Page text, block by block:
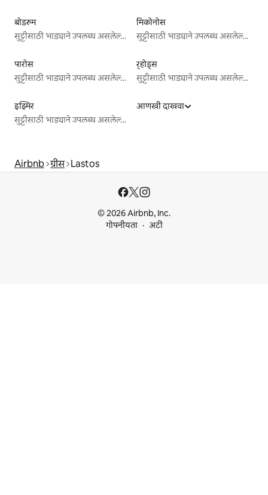
बोडरुम
सुट्टीसाठी भाड्याने उपलब्ध असलेल्या जागा
मिकोनोस
सुट्टीसाठी भाड्याने उपलब्ध असलेल्या जागा
पारोस
सुट्टीसाठी भाड्याने उपलब्ध असलेल्या जागा
र्‍होड्स
सुट्टीसाठी भाड्याने उपलब्ध असलेल्या जागा
इझ्मिर
सुट्टीसाठी भाड्याने उपलब्ध असलेल्या जागा
आणखी दाखवा
Airbnb ग्रीस Lastos
© 2026 Airbnb, Inc.
गोपनीयता
अटी